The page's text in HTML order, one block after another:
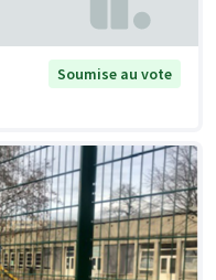
Soumise au vote